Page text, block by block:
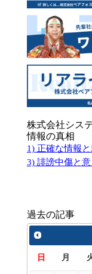
株式会社シス
情報の真相
1) 正確な情報
3) 誹謗中傷と
過去の記事
日 月